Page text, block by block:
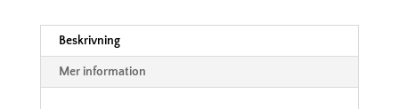
Beskrivning
Mer information